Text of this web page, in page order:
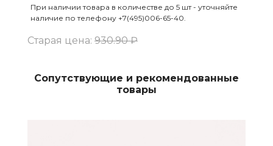
При наличии товара в количестве до 5 шт - уточняйте
наличие по телефону +7(495)006-65-40.
Старая цена: 930.90 ₽
Сопутствующие и рекомендованные
товары